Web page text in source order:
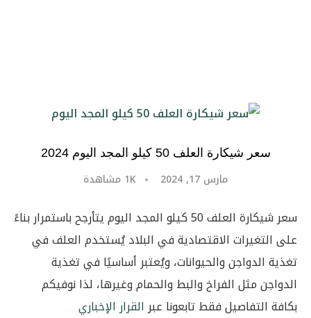
سعر شيكارة العلف 50 كيلو المجد اليوم 2024
مارس 17, 2024 1K مشاهدة
سعر شيكارة العلف 50 كيلو المجد اليوم يتأرجح باستمرار بناءً
على التغيرات الاقتصادية في البلاد يُستخدم العلف في
تغذية الدواجن والحيوانات، ويُعتبر أساسيًا في تغذية
الدواجن مثل الفراخ والبط والحمام وغيرها، لذا نوفيكم
بكافة التفاصيل فقط تابعونا عبرالقرار الإخباري